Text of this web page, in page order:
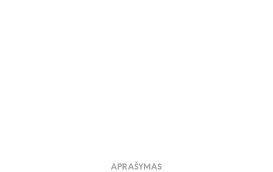
APRAŠYMAS